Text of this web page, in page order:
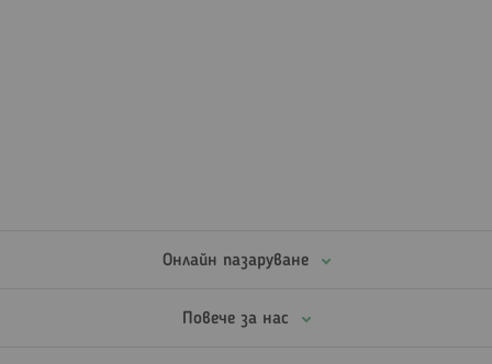
Онлайн пазаруване
Повече за нас